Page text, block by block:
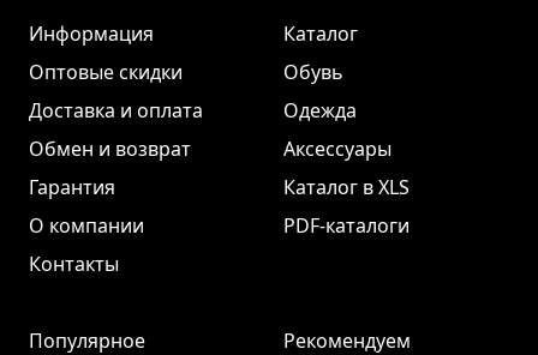
Информация
Оптовые скидки
Доставка и оплата
Обмен и возврат
Гарантия
О компании
Контакты
Каталог
Обувь
Одежда
Аксессуары
Каталог в XLS
PDF-каталоги
Популярное
Рекомендуем